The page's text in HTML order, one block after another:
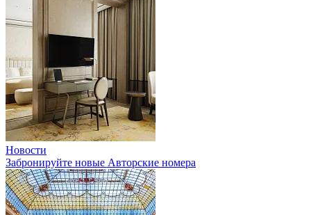
Новости
Забронируйте новые Авторские номера